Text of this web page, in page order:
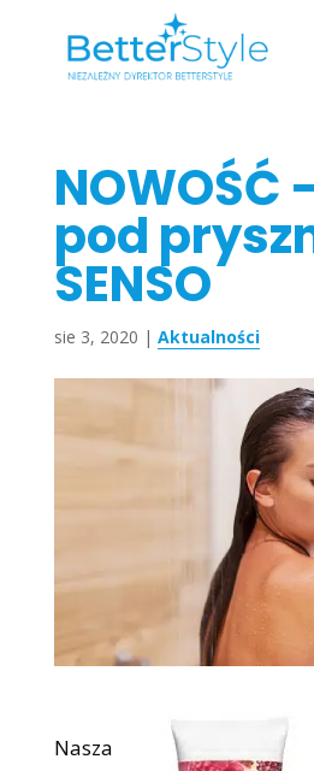
NOWOŚĆ
pod
SENSO
sie 3, 2020 | Aktualności
Nasza